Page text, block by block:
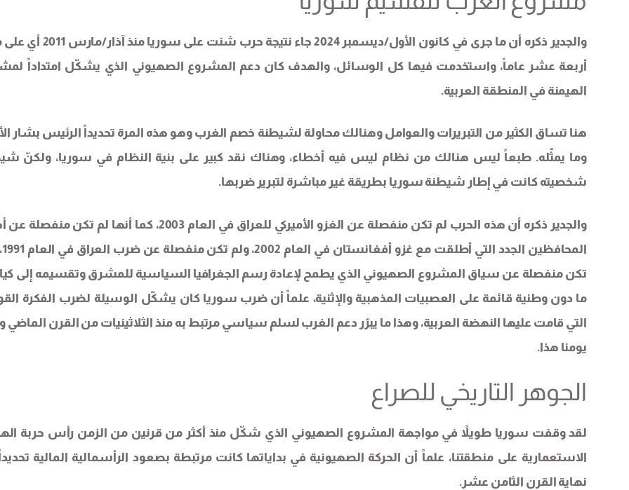
والجدير ذكره أن ما جرى في كانون الأول/ديسمبر 2024 جاء نتيجة حرب
أربعة عشر عاماً، واستخدمت فيها كل الوسائل، والهدف كان دعم المشروع الصهيوني الذي يشكّل امتداداً
الهيمنة في المنطقة العربية.
هنا تساق الكثير من التبريرات والعوامل وهنالك محاولة لشيطنة خصم الغرب وهو هذه المرة تحديداً الرئيس بشار
وما يمثّله. طبعاً ليس هنالك من نظام ليس فيه أخطاء، وهناك نقد كبير على بنية النظام في سوريا، ولكنّ
شخصيته كانت في إطار شيطنة سوريا بطريقة غير مباشرة لتبرير ضربها.
والجدير ذكره أن هذه الحرب لم تكن منفصلة عن الغزو الأميركي للعراق في العام 2003، كما أنها لم تكن
تكن منفصلة عن سياق المشروع الصهيوني الذي يطمح لإعادة رسم الجغرافيا السياسية للمشرق وتقسيمه إلى
ما دون وطنية قائمة على العصبيات المذهبية والإثنية، علماً أن ضرب سوريا كان يشكّل الوسيلة لضرب الفكرة
التي قامت عليها النهضة العربية، وهذا ما يبرّر دعم الغرب لسلم سياسي مرتبط به منذ الثلاثينيات من القرن الماضي
يومنا هذا.
الجوهر التاريخي للصراع
لقد وقفت سوريا طويلاً في مواجهة المشروع الصهيوني الذي شكّل منذ أكثر من قرنين من الزمن رأس حربة
الاستعمارية على منطقتنا، علماً أن الحركة الصهيونية في بداياتها كانت مرتبطة بصعود الرأسمالية المالية
نهاية القرن الثامن عشر.